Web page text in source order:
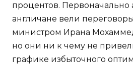
процентов.
англичане вели
министром Ирана
но они ни к чему не
графике избыточного